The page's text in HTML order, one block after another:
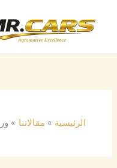
المحتوى
الرئيسية مقالاتنا